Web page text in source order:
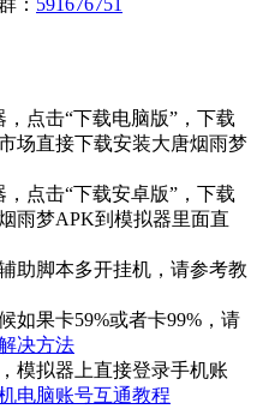
： 591676751
点击“下载电脑版”，下载
场直接下载安装大唐烟雨梦
点击“下载安卓版”，下载
雨梦APK到模拟器里面直
助脚本多开挂机，请参考教
如果卡59%或者卡99%，请
决方法
模拟器上直接登录手机账
电脑账号互通教程